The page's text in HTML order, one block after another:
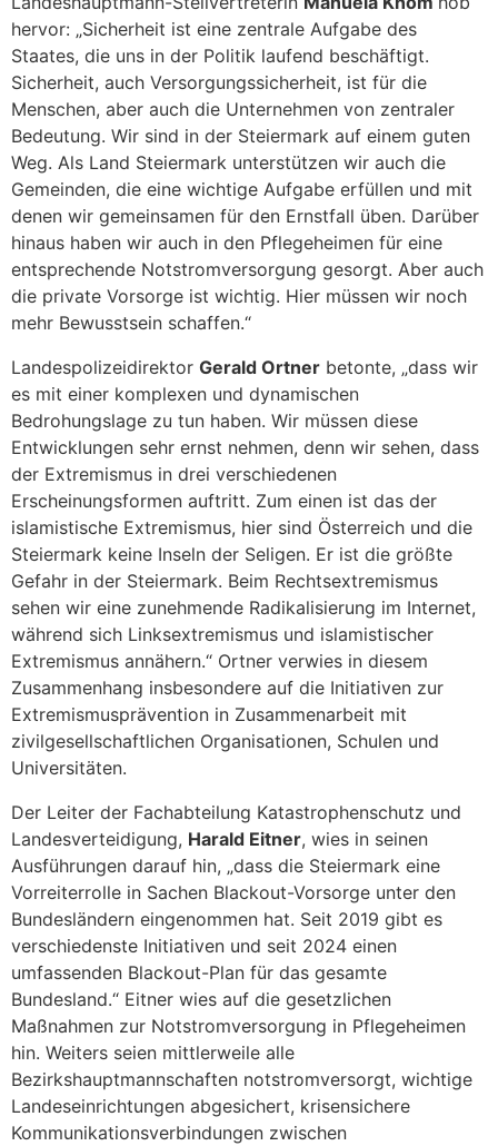
hervor: „Sicherheit ist eine zentrale Aufgabe des
Staates, die uns in der Politik laufend beschäftigt.
Sicherheit, auch Versorgungssicherheit, ist für die
Menschen, aber auch die Unternehmen von zentraler
Bedeutung. Wir sind in der Steiermark auf einem guten
Weg. Als Land Steiermark unterstützen wir auch die
Gemeinden, die eine wichtige Aufgabe erfüllen und mit
denen wir gemeinsamen für den Ernstfall üben. Darüber
hinaus haben wir auch in den Pflegeheimen für eine
entsprechende Notstromversorgung gesorgt. Aber auch
die private Vorsorge ist wichtig. Hier müssen wir noch
mehr Bewusstsein schaffen.“
Landespolizeidirektor Gerald Ortner betonte, „dass wir
es mit einer komplexen und dynamischen
Bedrohungslage zu tun haben. Wir müssen diese
Entwicklungen sehr ernst nehmen, denn wir sehen, dass
der Extremismus in drei verschiedenen
Erscheinungsformen auftritt. Zum einen ist das der
islamistische Extremismus, hier sind Österreich und die
Steiermark keine Inseln der Seligen. Er ist die größte
Gefahr in der Steiermark. Beim Rechtsextremismus
sehen wir eine zunehmende Radikalisierung im Internet,
während sich Linksextremismus und islamistischer
Extremismus annähern.“ Ortner verwies in diesem
Zusammenhang insbesondere auf die Initiativen zur
Extremismusprävention in Zusammenarbeit mit
zivilgesellschaftlichen Organisationen, Schulen und
Universitäten.
Der Leiter der Fachabteilung Katastrophenschutz und
Landesverteidigung, Harald Eitner, wies in seinen
Ausführungen darauf hin, „dass die Steiermark eine
Vorreiterrolle in Sachen Blackout-Vorsorge unter den
Bundesländern eingenommen hat. Seit 2019 gibt es
verschiedenste Initiativen und seit 2024 einen
umfassenden Blackout-Plan für das gesamte
Bundesland.“ Eitner wies auf die gesetzlichen
Maßnahmen zur Notstromversorgung in Pflegeheimen
hin. Weiters seien mittlerweile alle
Bezirkshauptmannschaften notstromversorgt, wichtige
Landeseinrichtungen abgesichert, krisensichere
Kommunikationsverbindungen zwischen